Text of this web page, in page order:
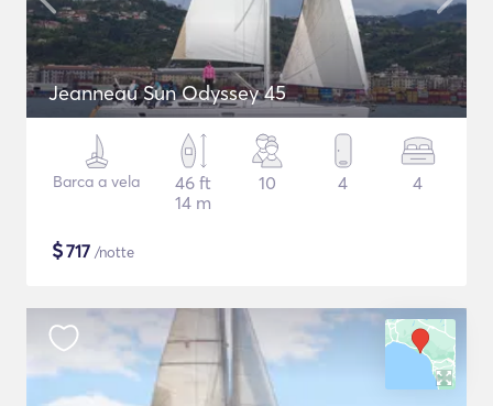
Jeanneau Sun Odyssey 45
Barca a vela
46 ft
14 m
10 4 4
$717 /notte